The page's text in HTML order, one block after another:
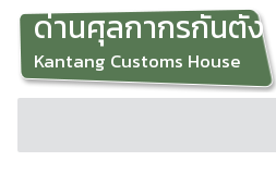
ด่านศุลกากรกันตัง
Kantang Customs House